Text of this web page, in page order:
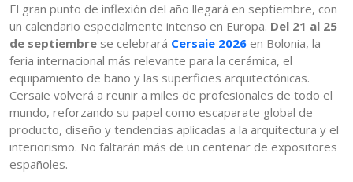
El gran punto de inflexión del año llegará en septiembre, con
un calendario especialmente intenso en Europa. Del 21 al 25
de septiembre se celebrará Cersaie 2026 en Bolonia, la
feria internacional más relevante para la cerámica, el
equipamiento de baño y las superficies arquitectónicas.
Cersaie volverá a reunir a miles de profesionales de todo el
mundo, reforzando su papel como escaparate global de
producto, diseño y tendencias aplicadas a la arquitectura y el
interiorismo. No faltarán más de un centenar de expositores
españoles.